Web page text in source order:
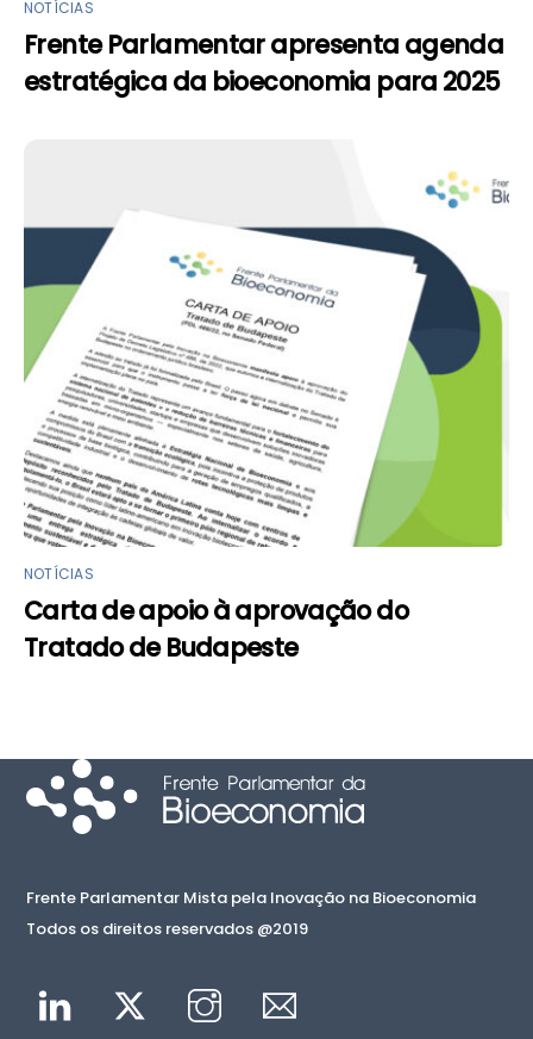
NOTÍCIAS
Frente Parlamentar apresenta agenda
estratégica da bioeconomia para 2025
NOTÍCIAS
Carta de apoio à aprovação do
Tratado de Budapeste
Frente Parlamentar Mista pela Inovação na Bioeconomia
Todos os direitos reservados @2019
Linkedin Twitter Instagram